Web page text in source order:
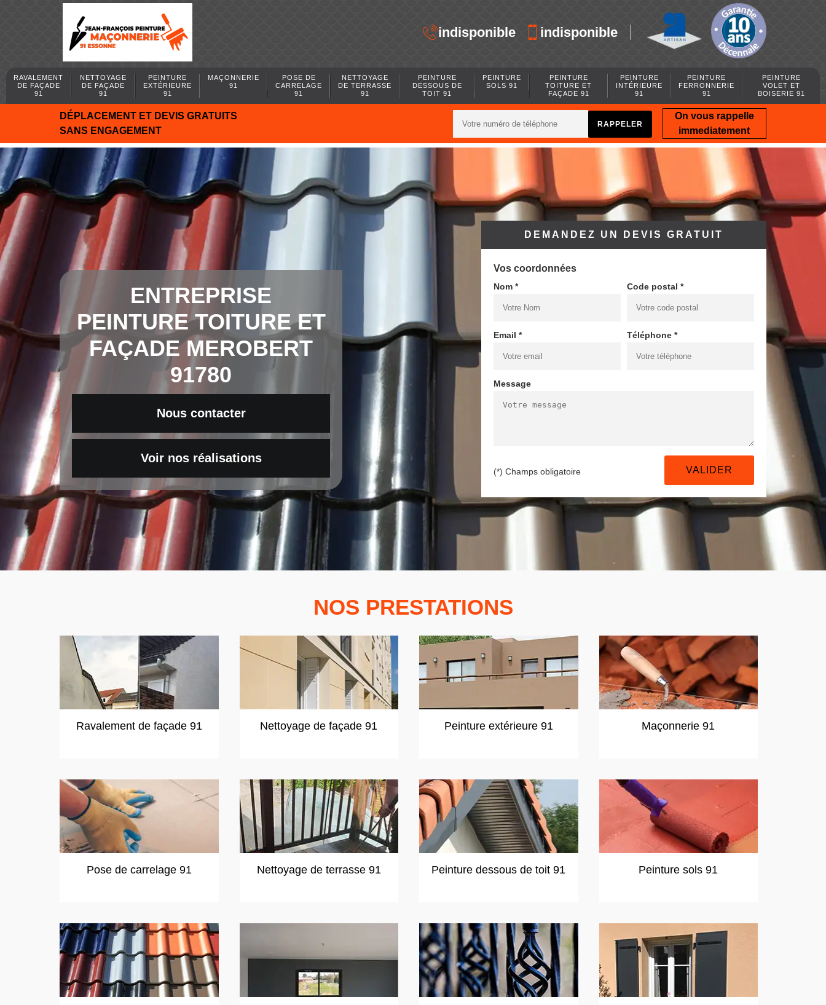
indisponible indisponible
RAVALEMENT
DE FAÇADE
91
NETTOYAGE
DE FAÇADE
91
PEINTURE
EXTÉRIEURE
91
MAÇONNERIE
91
POSE DE
CARRELAGE
91
NETTOYAGE
DE TERRASSE
91
PEINTURE
DESSOUS DE
TOIT 91
PEINTURE
SOLS 91
PEINTURE
TOITURE ET
FAÇADE 91
PEINTURE
INTÉRIEURE
91
PEINTURE
FERRONNERIE
91
PEINTURE
VOLET ET
BOISERIE 91
DÉPLACEMENT ET DEVIS GRATUITS
SANS ENGAGEMENT
On vous rappelle
immediatement
ENTREPRISE
PEINTURE TOITURE ET
FAÇADE MEROBERT
91780
Nous contacter
Voir nos réalisations
DEMANDEZ UN DEVIS GRATUIT
Vos coordonnées
Nom * Code postal *
Email * Téléphone *
Message
(*) Champs obligatoire
NOS PRESTATIONS
Ravalement de façade 91 Nettoyage de façade 91 Peinture extérieure 91 Maçonnerie 91
Pose de carrelage 91 Nettoyage de terrasse 91 Peinture dessous de toit 91 Peinture sols 91